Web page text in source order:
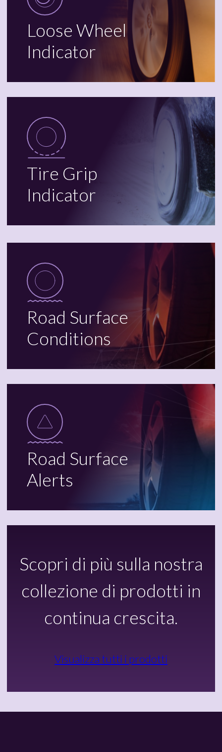
Loose Wheel
Indicator
Tire Grip
Indicator
Road Surface
Conditions
Road Surface
Alerts
Scopri di più sulla nostra
collezione di prodotti in
continua crescita.
Visualizza tutti i prodotti